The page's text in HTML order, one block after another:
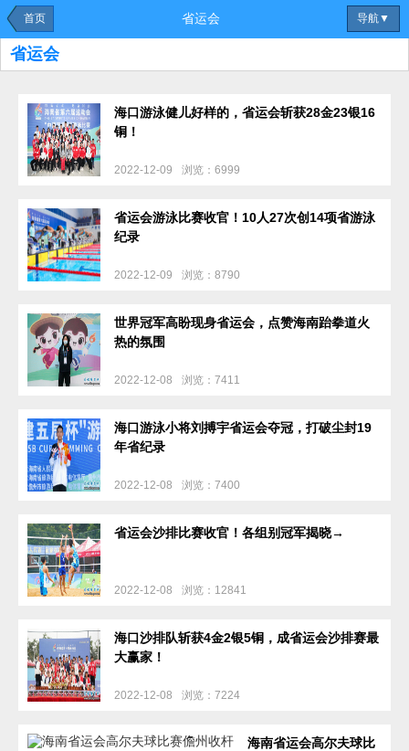
首页 导航▼
省运会
省运会
海口游泳健儿好样的，省运会斩获28金23银16
铜！
2022-12-09 浏览：6999
省运会游泳比赛收官！10人27次创14项省游泳
纪录
2022-12-09 浏览：8790
世界冠军高盼现身省运会，点赞海南跆拳道火
热的氛围
2022-12-08 浏览：7411
海口游泳小将刘搏宇省运会夺冠，打破尘封19
年省纪录
2022-12-08 浏览：7400
省运会沙排比赛收官！各组别冠军揭晓→
2022-12-08 浏览：12841
海口沙排队斩获4金2银5铜，成省运会沙排赛最
大赢家！
2022-12-08 浏览：7224
海南省运会高尔夫球比